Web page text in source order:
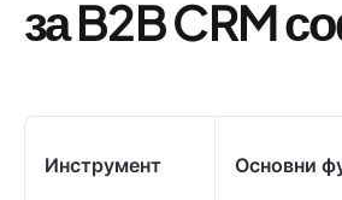
за B2B CRM
Инструмент Основни